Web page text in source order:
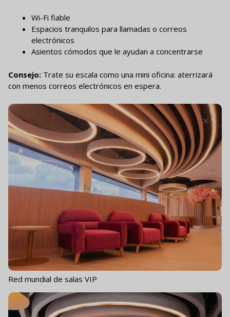
Wi-Fi fiable
Espacios tranquilos para llamadas o correos
electrónicos
Asientos cómodos que le ayudan a concentrarse
Consejo: Trate su escala como una mini oficina: aterrizará
con menos correos electrónicos en espera.
Red mundial de salas VIP